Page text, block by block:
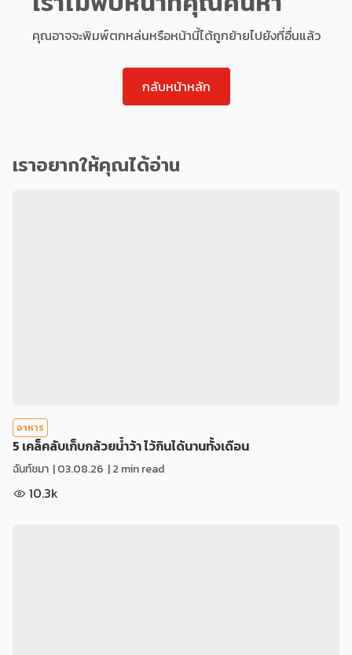
คุณอาจจะพิมพ์ตกหล่นหรือหน้านี้ได้ถูกย้ายไปยังที่อื่นแล้ว
กลับหน้าหลัก
เราอยากให้คุณได้อ่าน
อาหาร
5 เคล็คลับเก็บกล้วยน้ำว้า ไว้กินได้นานทั้งเดือน
ฉันท์ชมา |03.08.26 | 2 min read
10.3k